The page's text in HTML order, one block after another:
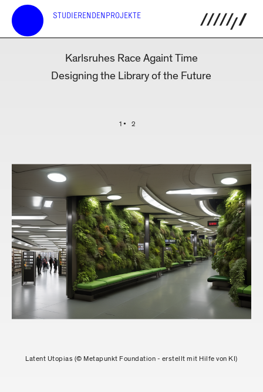
STUDIERENDENPROJEKTE
Karlsruhes Race Againt Time
Designing the Library of the Future
1 2
Latent Utopias (© Metapunkt Foundation - erstellt mit Hilfe von KI)